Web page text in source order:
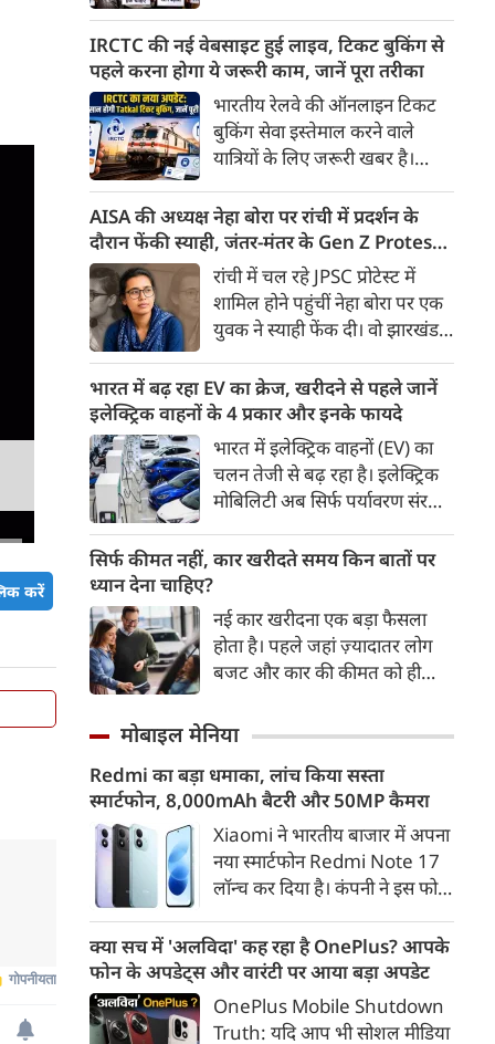
करें
है। एम्प्लॉइज पेंशन स्कीम (EPS-95)
के तहत मिलने वाली बेहद कम पेंशन
से नाराज देश के सेवानिवृत्त कर्मचारी
अब आर-पार की लड़ाई के मूड में हैं।
IRCTC की नई वेबसाइट हुई लाइव, टिकट बुकिंग से
पहले करना होगा ये जरूरी काम, जानें पूरा तरीका
भारतीय रेलवे की ऑनलाइन टिकट
बुकिंग सेवा इस्तेमाल करने वाले
यात्रियों के लिए जरूरी खबर है।
वेबसाइट का बीटा वर्जन लॉन्च कर
दिया है। करीब 24 साल पुराने
इंटरफेस के बाद वेबसाइट को नए
डिजाइन और कई नए फीचर्स के साथ
अपडेट किया गया है।
AISA की अध्यक्ष नेहा बोरा पर रांची में प्रदर्शन के
दौरान फेंकी स्याही, जंतर-मंतर के Gen Z Protest
से आई थी चर्चा में रांची में चल रहे JPSC प्रोटेस्ट में
शामिल होने पहुंचीं नेहा बोरा पर एक
युवक ने स्याही फेंक दी। वो झारखंड में
थी। घटना के बाद नेहा बोरा ने कहा
कि इसका पता लगाना जरूरी है कि ये
कौन सी ताकतें हैं।
भारत में बढ़ रहा EV का क्रेज, खरीदने से पहले जानें
इलेक्ट्रिक वाहनों के 4 प्रकार और इनके फायदे
भारत में इलेक्ट्रिक वाहनों (EV) का
चलन तेजी से बढ़ रहा है। इलेक्ट्रिक
मोबिलिटी अब सिर्फ पर्यावरण संरक्षण
ऊर्जा सुरक्षा, आर्थिक विकास और
हिस्सा बनती जा रही है। 2016 के
बाद से भारत में इलेक्ट्रिक वाहनों की
बिक्री में करीब 46 गुना बढ़ोतरी हुई
है। वहीं, EV से जुड़े निर्यात का मूल्य
बढ़कर 2024 में 8.4 करोड़
अमेरिकी डॉलर हो गया।
सिर्फ कीमत नहीं, कार खरीदते समय किन बातों पर
ध्यान देना चाहिए?
नई कार खरीदना एक बड़ा फैसला
होता है। पहले जहां ज़्यादातर लोग
बजट और कार की कीमत को ही
खरीदार कई दूसरे पहलुओं पर भी
खरीदते समय किन बातों पर ध्यान
देना चाहिए।
मोबाइल मेनिया
Redmi का बड़ा धमाका, लांच किया सस्ता
स्मार्टफोन, 8,000mAh बैटरी और 50MP कैमरा
Xiaomi ने भारतीय बाजार में अपना
नया स्मार्टफोन Redmi Note 17
लॉन्च कर दिया है। कंपनी ने इस फोन
डिस्प्ले, 8,000mAh की बड़ी बैटरी
और Qualcomm Snapdragon
चिपसेट के साथ पेश किया है। फोन में
50MP का मेन कैमरा दिया गया है।
क्या सच में 'अलविदा' कह रहा है OnePlus? आपके
फोन के अपडेट्स और वारंटी पर आया बड़ा अपडेट
OnePlus Mobile Shutdown
Truth: यदि आप भी सोशल मीडिया